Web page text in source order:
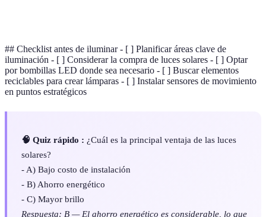
## Checklist antes de iluminar - [ ] Planificar áreas clave de
iluminación - [ ] Considerar la compra de luces solares - [ ] Optar
por bombillas LED donde sea necesario - [ ] Buscar elementos
reciclables para crear lámparas - [ ] Instalar sensores de movimiento
en puntos estratégicos
🧠 Quiz rápido : ¿Cuál es la principal ventaja de las luces
solares?
- A) Bajo costo de instalación
- B) Ahorro energético
- C) Mayor brillo
Respuesta: B — El ahorro energético es considerable, lo que